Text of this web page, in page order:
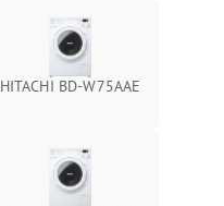
HITACHI BD-W75AAE